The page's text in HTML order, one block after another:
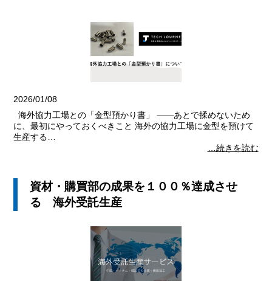
2026/01/08
海外協力工場との「金型預かり書」 ――あとで揉めないため
に、最初にやっておくべきこと 海外の協力工場に金型を預けて
生産する…
…続きを読む
資材・購買部の成果を１００％達成させ
る 海外受託生産